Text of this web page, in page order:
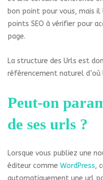
bon point pour vous, mais
points SEO à vérifier pour
page.
La structure des Urls est
référencement naturel d’où
Peut-on
de ses urls ?
Lorsque vous publiez une
éditeur comme WordPress,
automatiquement une url